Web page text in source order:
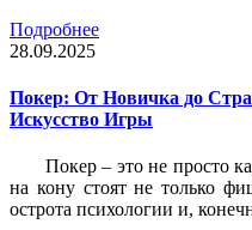
Подробнее
28.09.2025
Покер: От Новичка до
Искусство Игры
Покер – это не просто
на кону стоят не только
острота психологии и,